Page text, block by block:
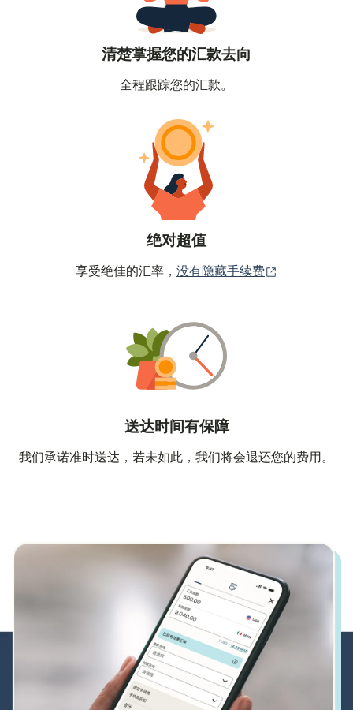
清楚掌握您的汇款去向
全程跟踪您的汇款。
绝对超值
享受绝佳的汇率， 没有隐藏手续费
送达时间有保障
我们承诺准时送达，若未如此，我们将会退还您的费用。